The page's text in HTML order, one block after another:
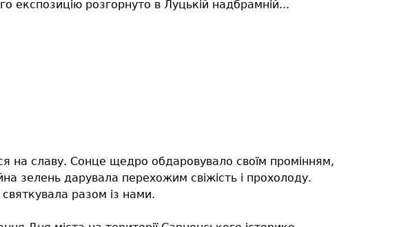
експозицію розгорнуто в Луцькій надбрамній...
на славу. Сонце щедро обдаровувало своїм промінням,
зелень дарувала перехожим свіжість і прохолоду.
разом із нами.